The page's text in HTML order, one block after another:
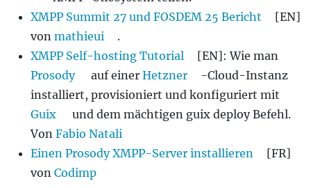
XMPP Summit 27 und FOSDEM 25 Bericht
[EN]
von mathieui
.
XMPP Self-hosting Tutorial
[EN]: Wie man
Prosody
auf einer Hetzner
-Cloud-Instanz
installiert, provisioniert und konfiguriert mit
Guix
und dem mächtigen guix deploy Befehl.
Von Fabio Natali
Einen Prosody XMPP-Server installieren
[FR]
von Codimp